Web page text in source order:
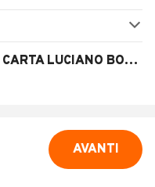
AUTONOLEGGIO SARDINYA DI CARTA LUCIANO BONAVENTURA
AVANTI